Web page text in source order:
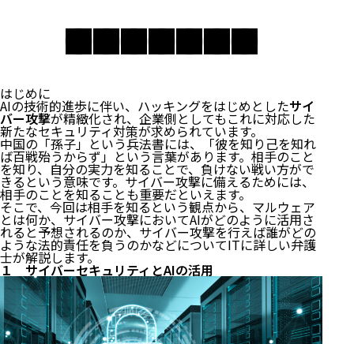
はじめに
AIの技術的進歩に伴い、ハッキングをはじめとしたサイ
バー攻撃が精緻化され、企業側としてもこれに対応した
新たなセキュリティ対策が求められています。
中国の「孫子」という兵法書には、「彼を知り己を知れ
ば百戦殆うからず」という言葉があります。相手のこと
を知り、自分の実力を知ることで、負けない戦い方がで
きるという意味です。サイバー攻撃に備えるためには、
相手のことを知ることも重要だといえます。
そこで、今回は相手を知るという観点から、マルウェア
とは何か、サイバー攻撃においてAIがどのように活用さ
れると予想されるのか、サイバー攻撃を行えば誰がどの
ような法的責任を負うのかなどについてITに詳しい弁護
士が解説します。
１ サイバーセキュリティとAIの活用